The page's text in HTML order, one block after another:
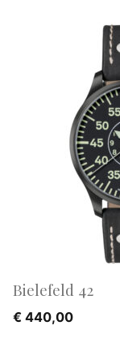
Bielefeld 42
€ 440,00